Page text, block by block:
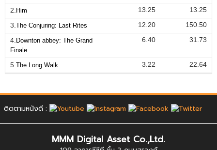
2. Him 13.25
13.25
3. The Conjuring: Last Rites 12.20
150.50
4. Downton abbey: The Grand
Finale
6.40 31.73
5. The Long Walk 3.22 22.64
ติดตามหนังดี :
MMM Digital Asset Co.,Ltd.